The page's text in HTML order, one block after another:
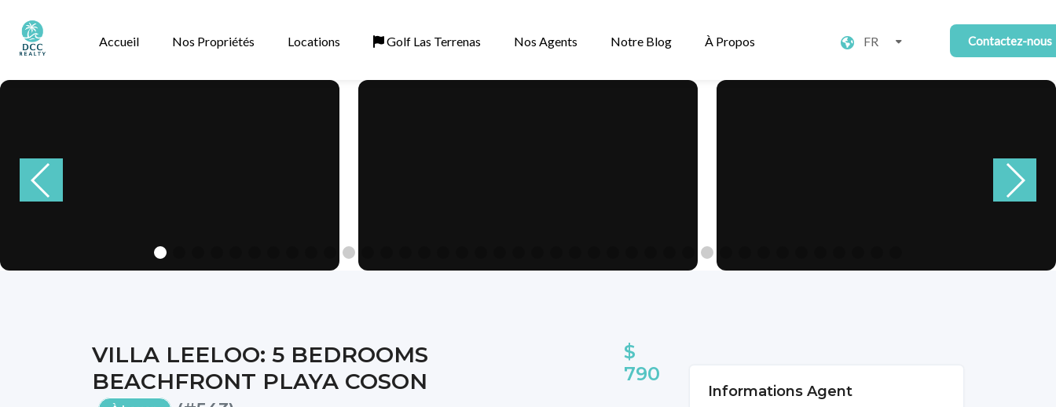
Accueil Nos Propriétés Locations Golf Las Terrenas Nos Agents Notre Blog À Propos Contactez-nous
FR
VILLA LEELOO: 5 BEDROOMS
BEACHFRONT PLAYA COSON
$
790
Informations Agent